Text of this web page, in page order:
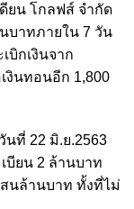
ยน โกลฟส์ จำกัด
บาทภายใน 7 วัน
บิกเงินจาก
งินทอนอีก 1,800
นที่ 22 มิ.ย.2563
บียน 2 ล้านบาท
นล้านบาท ทั้งที่ไม่